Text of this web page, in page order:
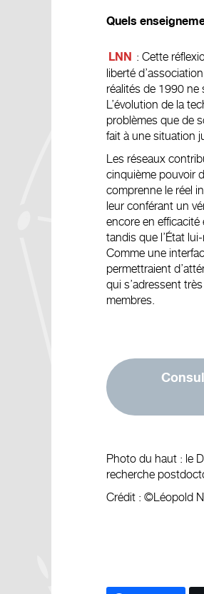
Quels
LNN : Cette
liberté
réalités de 1990
L’évolution de la
problèmes que de
fait à une situation
Les réseaux
cinquième pouvoir
comprenne le réel
leur conférant un
encore en
tandis que l’État
Comme une
permettraient
qui s’adressent
membres.
Photo du haut : le
recherche
Crédit : ©Léopold